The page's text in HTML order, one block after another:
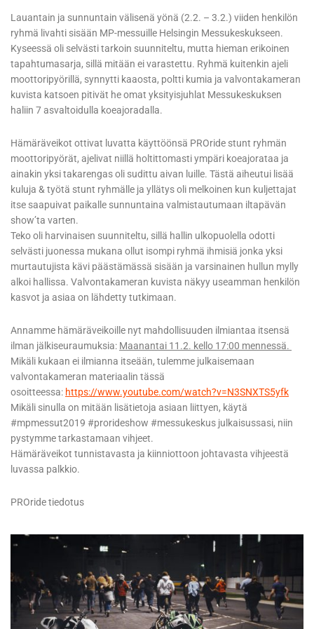
Lauantain ja sunnuntain välisenä yönä (2.2. – 3.2.) viiden henkilön
ryhmä livahti sisään MP-messuille Helsingin Messukeskukseen.
Kyseessä oli selvästi tarkoin suunniteltu, mutta hieman erikoinen
tapahtumasarja, sillä mitään ei varastettu. Ryhmä kuitenkin ajeli
moottoripyörillä, synnytti kaaosta, poltti kumia ja valvontakameran
kuvista katsoen pitivät he omat yksityisjuhlat Messukeskuksen
haliin 7 asvaltoidulla koeajoradalla.
Hämäräveikot ottivat luvatta käyttöönsä PROride stunt ryhmän
moottoripyörät, ajelivat niillä holtittomasti ympäri koeajorataa ja
ainakin yksi takarengas oli sudittu aivan luille. Tästä aiheutui lisää
kuluja & työtä stunt ryhmälle ja yllätys oli melkoinen kun kuljettajat
itse saapuivat paikalle sunnuntaina valmistautumaan iltapävän
show’ta varten.
Teko oli harvinaisen suunniteltu, sillä hallin ulkopuolella odotti
selvästi juonessa mukana ollut isompi ryhmä ihmisiä jonka yksi
murtautujista kävi päästämässä sisään ja varsinainen hullun mylly
alkoi hallissa. Valvontakameran kuvista näkyy useamman henkilön
kasvot ja asiaa on lähdetty tutkimaan.
Annamme hämäräveikoille nyt mahdollisuuden ilmiantaa itsensä
ilman jälkiseuraumuksia: Maanantai 11.2. kello 17:00 mennessä.
Mikäli kukaan ei ilmianna itseään, tulemme julkaisemaan
valvontakameran materiaalin tässä
osoitteessa: https://www.youtube.com/watch?v=N3SNXTS5yfk
Mikäli sinulla on mitään lisätietoja asiaan liittyen, käytä
#mpmessut2019 #prorideshow #messukeskus julkaisussasi, niin
pystymme tarkastamaan vihjeet.
Hämäräveikot tunnistavasta ja kiinniottoon johtavasta vihjeestä
luvassa palkkio.
PROride tiedotus